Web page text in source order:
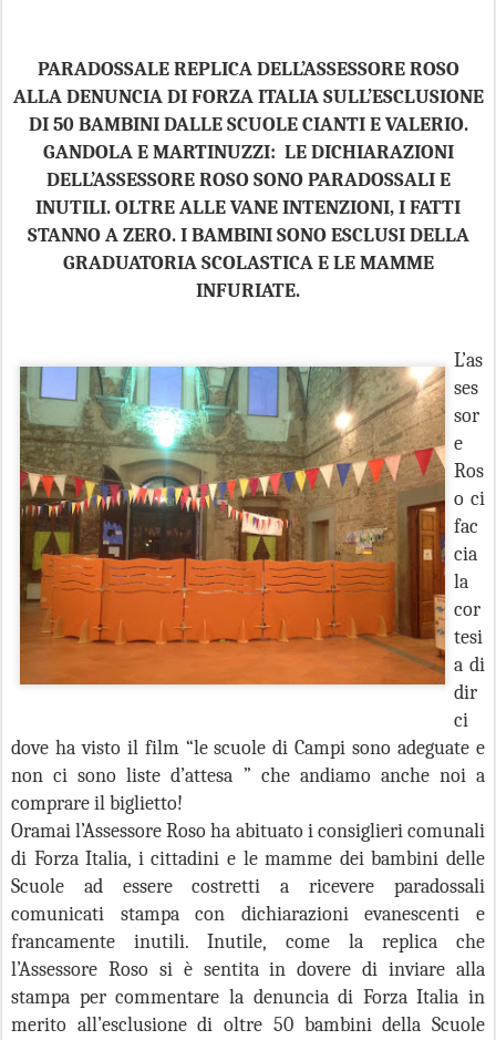
PARADOSSALE REPLICA DELL’ASSESSORE ROSO
ALLA DENUNCIA DI FORZA ITALIA SULL’ESCLUSIONE
DI 50 BAMBINI DALLE SCUOLE CIANTI E VALERIO.
GANDOLA E MARTINUZZI: LE DICHIARAZIONI
DELL’ASSESSORE ROSO SONO PARADOSSALI E
INUTILI. OLTRE ALLE VANE INTENZIONI, I FATTI
STANNO A ZERO. I BAMBINI SONO ESCLUSI DELLA
GRADUATORIA SCOLASTICA E LE MAMME
INFURIATE.
L’as
ses
sor
e
Ros
o ci
fac
cia
la
cor
tesi
a di
dir
ci
dove ha visto il film “le scuole di Campi sono adeguate e
non ci sono liste d’attesa ” che andiamo anche noi a
comprare il biglietto!
Oramai l’Assessore Roso ha abituato i consiglieri comunali
di Forza Italia, i cittadini e le mamme dei bambini delle
Scuole ad essere costretti a ricevere paradossali
comunicati stampa con dichiarazioni evanescenti e
francamente inutili. Inutile, come la replica che
l’Assessore Roso si è sentita in dovere di inviare alla
stampa per commentare la denuncia di Forza Italia in
merito all’esclusione di oltre 50 bambini della Scuole